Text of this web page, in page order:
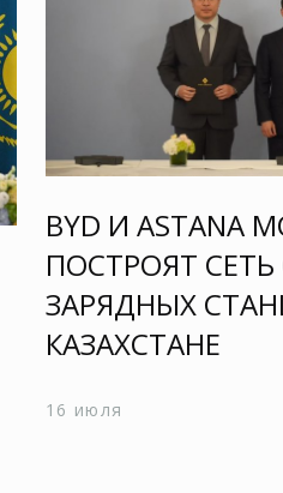
BYD И ASTANA
ПОСТРОЯТ
ЗАРЯДНЫХ
КАЗАХСТАНЕ
16 июля